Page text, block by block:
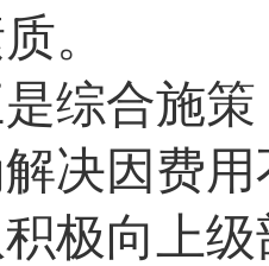
。
合施策
决因费
极向上